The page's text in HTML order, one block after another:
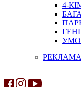
4-
РЕКЛАМА